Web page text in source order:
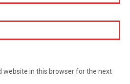
website in this browser for the next